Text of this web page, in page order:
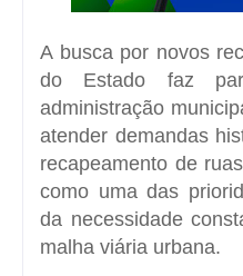
A busca por novos
do Estado faz
administração
atender demandas
recapeamento de
como uma das
da necessidade
malha viária urbana.